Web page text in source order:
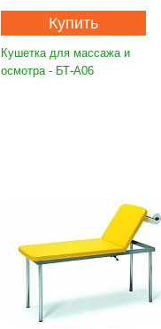
Купить
Кушетка для массажа и
осмотра - БТ-А06